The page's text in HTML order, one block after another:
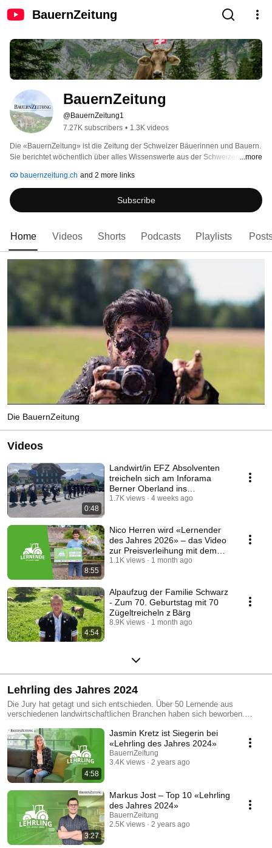
BauernZeitung
BauernZeitung
@BauernZeitung1
7.27K subscribers • 1.3K videos
Die «BauernZeitung» ist die Zeitung der Schweizer Bäuerinnen und Bauern.
Sie berichtet wöchentlich über alles Wissenswerte aus der Schweizer
Die «BauernZeitung» gehört zu den wichtigsten landwirtschaftlichen
Fachzeitungen der Schweiz.
...more
bauernzeitung.ch and 2 more links
Subscribe
Home Videos Shorts Podcasts Playlists
Die BauernZeitung
Videos
0:48
Landwirt/in EFZ Absolventen
treicheln sich am Inforama
Berner Oberland ins
Berufsleben
1.7K views 4 weeks ago
8:55
Nico Herren wird «Lernender
des Jahres 2026» – das Video
zur Preisverleihung mit dem
Siegerinterview
1.1K views 1 month ago
4:54
Alpaufzug der Familie Schwarz
- Zum 70. Geburtstag mit 70
Zügeltreicheln z Bärg
8.9K views 1 month ago
Lehrling des Jahres 2024
Die Jury hat getagt und sich entschieden. Über 50 Lernende aus
verschiedenen landwirtschaftlichen Branchen haben sich beworben.
welche mit viel Einsatz die Begeisterung für die Schweizer
Landwirtschaft zeigen. Diese zehn Lernende haben mit Ihrer Bewerbung
die Jury überzeugt und gehören nun zu den Finalistinnen und Finalisten
von «Lehrling des Jahres 2024».
4:58
Jasmin Kretz ist Siegerin bei
«Lehrling des Jahres 2024»
BauernZeitung
3.4K views
2 years ago
3:27
Markus Jost – Top 10 «Lehrling
des Jahres 2024»
BauernZeitung
2.5K views
2 years ago